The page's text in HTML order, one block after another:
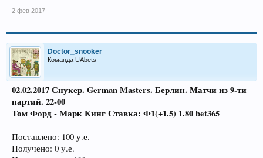
2 фев 2017
Doctor_snooker
Команда UAbets
02.02.2017 Снукер. German Masters. Берлин. Матчи из 9-ти
партий. 22-00
Том Форд - Марк КингСтавка: Ф1(+1.5) 1.80 bet365
Поставлено: 100 у.е.
Получено: 0 у.е.